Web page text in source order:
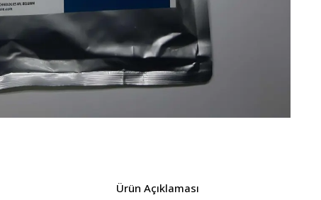
Ürün Açıklaması